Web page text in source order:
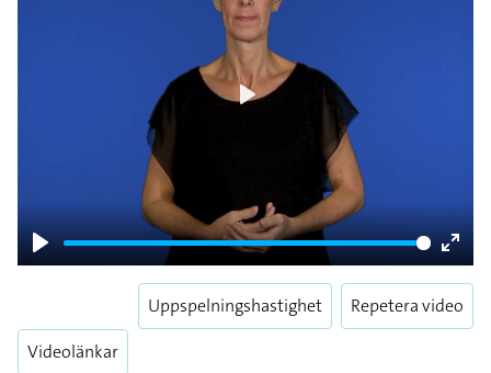
Play
Enter
Videolänkar
Uppspelningshastighet Repetera video